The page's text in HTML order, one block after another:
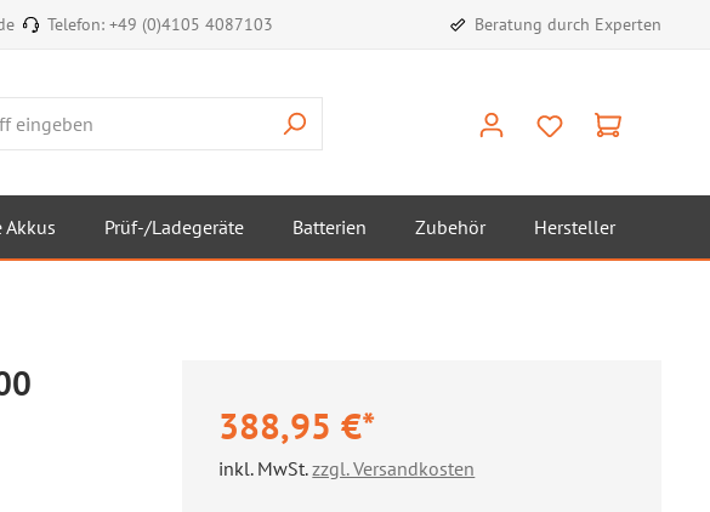
Telefon: +49 (0)4105 4087103 Beratung durch Experten
Akkus Prüf-/Ladegeräte Batterien Zubehör Hersteller
388,95 €*
inkl. MwSt.zzgl. Versandkosten